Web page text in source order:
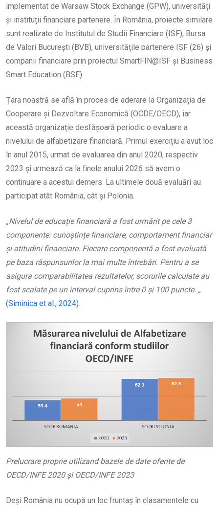
implementat de Warsaw Stock Exchange (GPW), universități
și instituții financiare partenere. În România, proiecte similare
sunt realizate de Institutul de Studii Financiare (ISF), Bursa
de Valori București (BVB), universitățile partenere ISF (26) și
companii financiare prin proiectul SmartFIN@ISF și Business
Smart Education (BSE).
Țara noastră se află în proces de aderare la Organizația de
Cooperare și Dezvoltare Economică (OCDE/OECD), iar
această organizație desfășoară periodic o evaluare a
nivelului de alfabetizare financiară. Primul exercițiu a avut loc
în anul 2015, urmat de evaluarea din anul 2020, respectiv
2023 și urmează ca la finele anului 2026 să avem o
continuare a acestui demers. La ultimele două evaluări au
participat atât România, cât și Polonia.
„Nivelul de educație financiară a fost urmărit pe cele 3
componente: cunoștințe financiare, comportament financiar
și atitudini financiare. Fiecare componentă a fost evaluată
pe baza răspunsurilor la mai multe întrebări. Pentru a se
asigura comparabilitatea rezultatelor, scorurile calculate au
fost scalate pe un interval cuprins între 0 și 100 puncte. „
(Siminica et al., 2024).
Prelucrare proprie utilizand bazele de date oferite de
OECD/INFE 2020 și OECD/INFE 2023
Deși România nu ocupă un loc fruntaș în clasamentele cu